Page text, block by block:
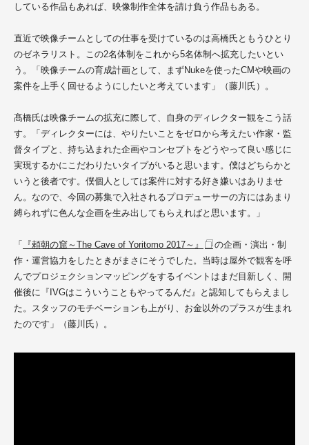
している作品もあれば、映像制作全体を請け負う作品もある。
直近で映像チームとしての仕事を受けているのは高橋氏ともうひとり
のゼネラリスト。この2名体制をこれから5名体制へ拡充したいとい
う。「映像チームの育成計画として、まずNukeを使ったCMや映画の
案件を上手く回せるようにしたいと考えています」（藤川氏）。
髙橋氏は映像チームの拡充に際して、自身のディレクター観をこう話
す。「ディレクターには、やりたいことをゼロから考えたい作家・監
督タイプと、持ち込まれた企画やコンセプトをどうやって良い感じに
実現するかにこだわりたいタイプがいると思います。僕はどちらかと
いうと後者です。僕個人としては案件に対する好き嫌いはありませ
ん。なので、今回の募集で入社されるプロデューサーの方にはあまり
縛られずに色んな企画を生み出してもらえればと思います。」
「 『頼朝の窟～The Cave of Yoritomo 2017～』
の企画・演出・制
作・運営協力をしたときがまさにそうでした。当時は屋外で観客を呼
んでプロジェクションマッピングをするイベントはまだ目新しく、開
催後に『IVGはこういうこともやってるんだ』と認知してもらえまし
た。スタッフのモチベーションも上がり、お金以外のプラスが生まれ
たのです」（藤川氏）。